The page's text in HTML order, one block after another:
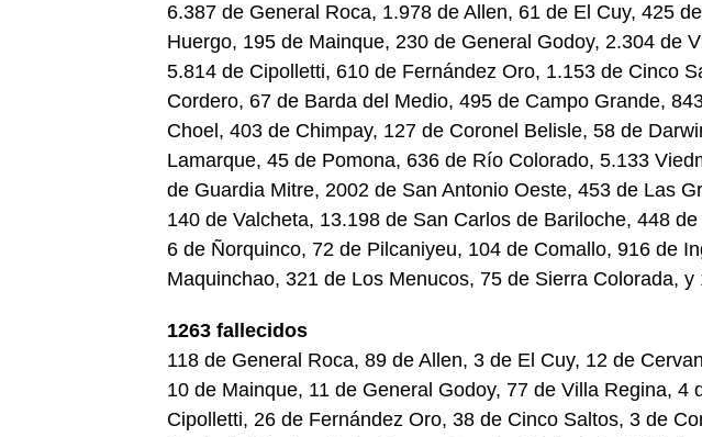
6.387 de General Roca, 1.978 de Allen, 61 de El Cuy, 425
Huergo, 195 de Mainque, 230 de General Godoy, 2.304 de
5.814 de Cipolletti, 610 de Fernández Oro, 1.153 de Cinco
Cordero, 67 de Barda del Medio, 495 de Campo Grande,
Choel, 403 de Chimpay, 127 de Coronel Belisle, 58 de
Lamarque, 45 de Pomona, 636 de Río Colorado, 5.133
de Guardia Mitre, 2002 de San Antonio Oeste, 453 de Las
140 de Valcheta, 13.198 de San Carlos de Bariloche, 448
6 de Ñorquinco, 72 de Pilcaniyeu, 104 de Comallo, 916 de
Maquinchao, 321 de Los Menucos, 75 de Sierra Colorada,
1263 fallecidos
118 de General Roca, 89 de Allen, 3 de El Cuy, 12 de
10 de Mainque, 11 de General Godoy, 77 de Villa Regina, 4
Cipolletti, 26 de Fernández Oro, 38 de Cinco Saltos, 3 de